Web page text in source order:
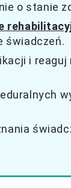
o stanie
świadczeń.
i reaguj